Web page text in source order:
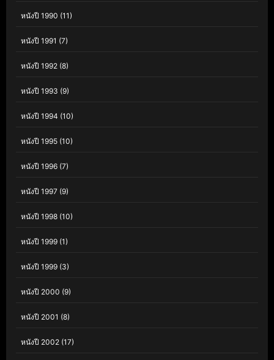
หนังปี 1990 (11)
หนังปี 1991 (7)
หนังปี 1992 (8)
หนังปี 1993 (9)
หนังปี 1994 (10)
หนังปี 1995 (10)
หนังปี 1996 (7)
หนังปี 1997 (9)
หนังปี 1998 (10)
หนังปี 1999 (1)
หนังปี 1999 (3)
หนังปี 2000 (9)
หนังปี 2001 (8)
หนังปี 2002 (17)